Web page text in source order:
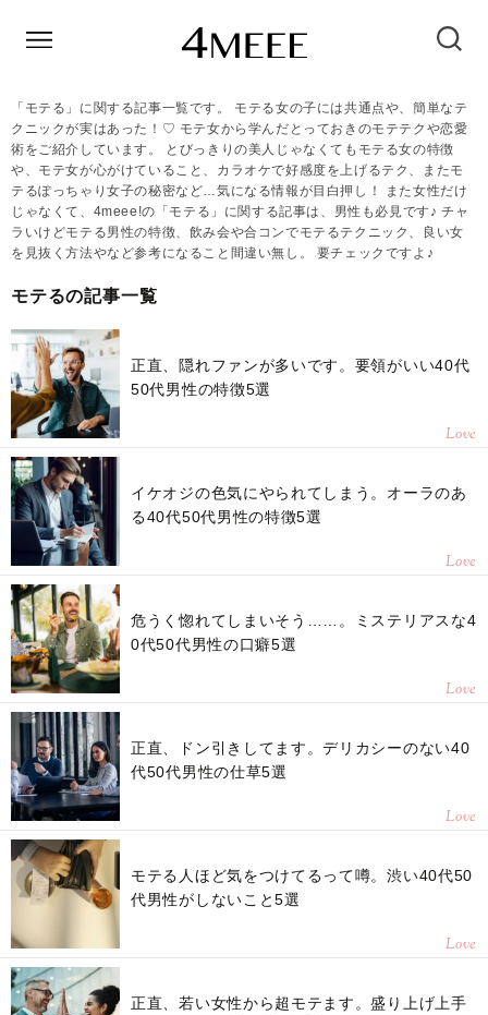
「モテる」に関する記事一覧です。 モテる女の子には共通点や、簡単なテ
クニックが実はあった！♡ モテ女から学んだとっておきのモテテクや恋愛
術をご紹介しています。 とびっきりの美人じゃなくてもモテる女の特徴
や、モテ女が心がけていること、カラオケで好感度を上げるテク、またモ
テるぽっちゃり女子の秘密など…気になる情報が目白押し！ また女性だけ
じゃなくて、4meee!の「モテる」に関する記事は、男性も必見です♪ チャ
ラいけどモテる男性の特徴、飲み会や合コンでモテるテクニック、良い女
を見抜く方法やなど参考になること間違い無し。 要チェックですよ♪
モテるの記事一覧
正直、隠れファンが多いです。要領がいい40代
50代男性の特徴5選
Love
イケオジの色気にやられてしまう。オーラのあ
る40代50代男性の特徴5選
Love
危うく惚れてしまいそう……。ミステリアスな4
0代50代男性の口癖5選
Love
正直、ドン引きしてます。デリカシーのない40
代50代男性の仕草5選
Love
モテる人ほど気をつけてるって噂。渋い40代50
代男性がしないこと5選
Love
正直、若い女性から超モテます。盛り上げ上手